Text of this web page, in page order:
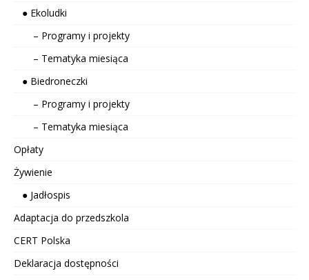
● Ekoludki
– Programy i projekty
– Tematyka miesiąca
● Biedroneczki
– Programy i projekty
– Tematyka miesiąca
Opłaty
Żywienie
● Jadłospis
Adaptacja do przedszkola
CERT Polska
Deklaracja dostępności